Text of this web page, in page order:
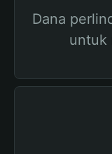
Dana
untuk